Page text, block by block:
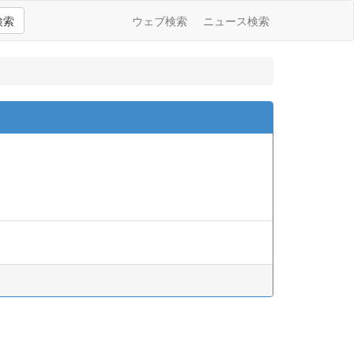
索 ウェブ検索 ニュース検索